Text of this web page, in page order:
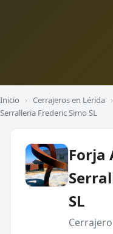
Inicio › Cerrajeros en Lérida ›
Serralleria Frederic Simo SL
Forja
SL